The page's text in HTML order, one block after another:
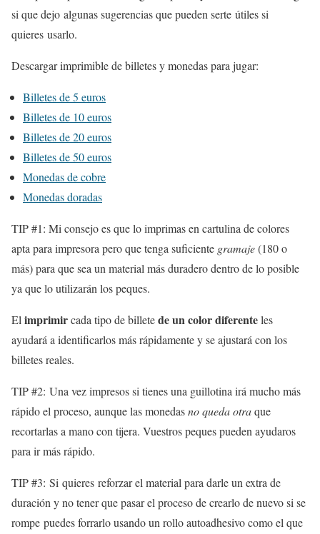
si que dejo algunas sugerencias que pueden serte útiles si
quieres usarlo.
Descargar imprimible de billetes y monedas para jugar:
Billetes de 5 euros
Billetes de 10 euros
Billetes de 20 euros
Billetes de 50 euros
Monedas de cobre
Monedas doradas
TIP #1: Mi consejo es que lo imprimas en cartulina de colores
apta para impresora pero que tenga suficiente gramaje(180 o
más) para que sea un material más duradero dentro de lo posible
ya que lo utilizarán los peques.
Elimprimircada tipo de billetede un color diferenteles
ayudará a identificarlos más rápidamente y se ajustará con los
billetes reales.
TIP #2: Una vez impresos si tienes una guillotina irá mucho más
rápido el proceso, aunque las monedasno queda otraque
recortarlas a mano con tijera. Vuestros peques pueden ayudaros
para ir más rápido.
TIP #3: Si quieres reforzar el material para darle un extra de
duración y no tener que pasar el proceso de crearlo de nuevo si se
rompe puedes forrarlo usando un rollo autoadhesivo como el que